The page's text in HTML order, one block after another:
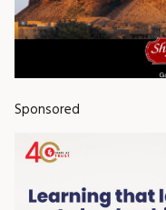
Sponsored